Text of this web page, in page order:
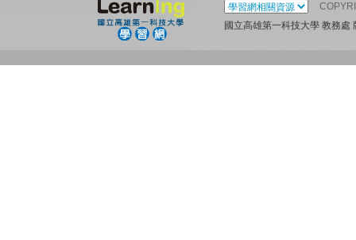
國立高雄第一科技大學 教務處